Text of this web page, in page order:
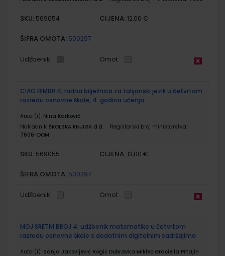
SKU: 569054 CIJENA: 12,06 €
ŠIFRA OMOTA: 500297
Udžbenik Omot
CIAO BIMBI! 4; radna bilježnica za talijanski jezik u četvrtom
razredu osnovne škole, 4. godina učenja
Autor(i): Nina Karković
Nakladnik: ŠKOLSKA KNJIGA d.d.
Registarski broj ministarstva:
7606-DOM
SKU: 569055 CIJENA: 13,00 €
ŠIFRA OMOTA: 500297
Udžbenik Omot
MOJ SRETNI BROJ 4; udžbenik matematike u četvrtom
razredu osnovne škole s dodatnim digitalnim sadržajima
Autor(i): Sanja Jakovljević Rogić Dubravka Miklec Graciella Prtajin